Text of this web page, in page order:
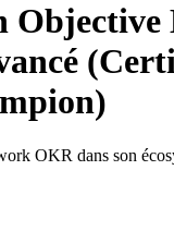
Objective
OKR dans son